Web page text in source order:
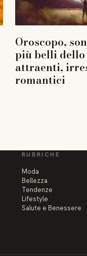
Oroscopo,
più belli dello
attraenti,
romantici
RUBRICHE
Moda
Bellezza
Tendenze
Lifestyle
Salute e Benessere